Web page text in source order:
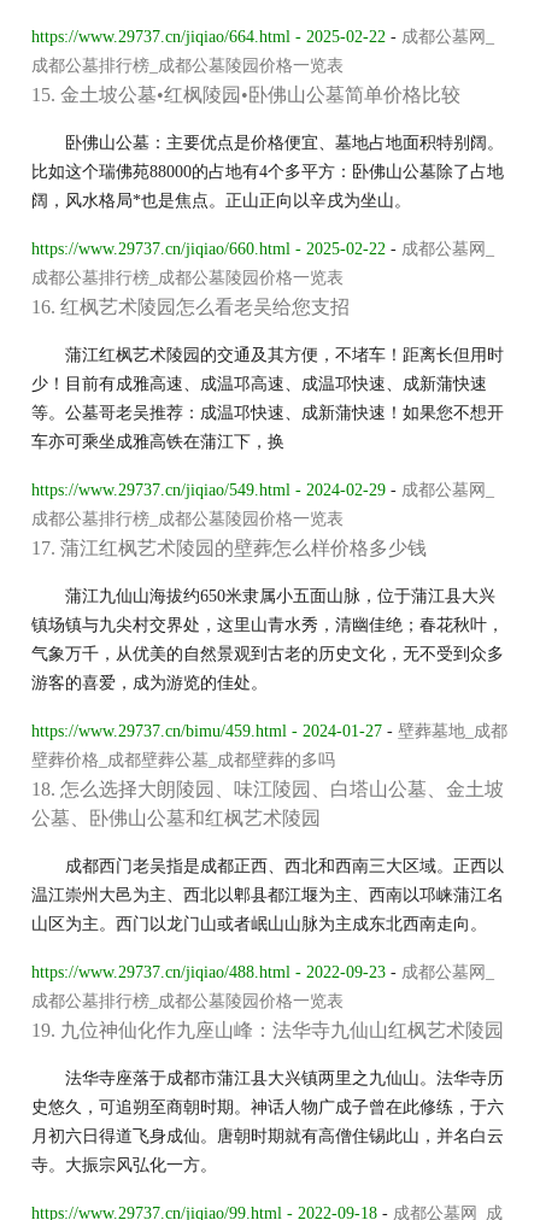
https://www.29737.cn/jiqiao/664.html - 2025-02-22 - 成都公墓网_
成都公墓排行榜_成都公墓陵园价格一览表
15. 金土坡公墓•红枫陵园•卧佛山公墓简单价格比较
卧佛山公墓：主要优点是价格便宜、墓地占地面积特别阔。
比如这个瑞佛苑88000的占地有4个多平方：卧佛山公墓除了占地
阔，风水格局*也是焦点。正山正向以辛戌为坐山。
https://www.29737.cn/jiqiao/660.html - 2025-02-22 - 成都公墓网_
成都公墓排行榜_成都公墓陵园价格一览表
16. 红枫艺术陵园怎么看老吴给您支招
蒲江红枫艺术陵园的交通及其方便，不堵车！距离长但用时
少！目前有成雅高速、成温邛高速、成温邛快速、成新蒲快速
等。公墓哥老吴推荐：成温邛快速、成新蒲快速！如果您不想开
车亦可乘坐成雅高铁在蒲江下，换
https://www.29737.cn/jiqiao/549.html - 2024-02-29 - 成都公墓网_
成都公墓排行榜_成都公墓陵园价格一览表
17. 蒲江红枫艺术陵园的壁葬怎么样价格多少钱
蒲江九仙山海拔约650米隶属小五面山脉，位于蒲江县大兴
镇场镇与九尖村交界处，这里山青水秀，清幽佳绝；春花秋叶，
气象万千，从优美的自然景观到古老的历史文化，无不受到众多
游客的喜爱，成为游览的佳处。
https://www.29737.cn/bimu/459.html - 2024-01-27 -壁葬墓地_成都
壁葬价格_成都壁葬公墓_成都壁葬的多吗
18. 怎么选择大朗陵园、味江陵园、白塔山公墓、金土坡
公墓、卧佛山公墓和红枫艺术陵园
成都西门老吴指是成都正西、西北和西南三大区域。正西以
温江崇州大邑为主、西北以郫县都江堰为主、西南以邛崃蒲江名
山区为主。西门以龙门山或者岷山山脉为主成东北西南走向。
https://www.29737.cn/jiqiao/488.html - 2022-09-23 - 成都公墓网_
成都公墓排行榜_成都公墓陵园价格一览表
19. 九位神仙化作九座山峰：法华寺九仙山红枫艺术陵园
法华寺座落于成都市蒲江县大兴镇两里之九仙山。法华寺历
史悠久，可追朔至商朝时期。神话人物广成子曾在此修练，于六
月初六日得道飞身成仙。唐朝时期就有高僧住锡此山，并名白云
寺。大振宗风弘化一方。
https://www.29737.cn/jiqiao/99.html - 2022-09-18 - 成都公墓网_成